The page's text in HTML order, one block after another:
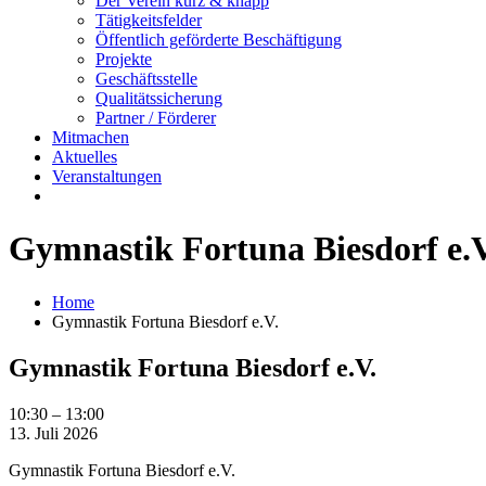
Tätigkeitsfelder
Öffentlich geförderte Beschäftigung
Projekte
Geschäftsstelle
Qualitätssicherung
Partner / Förderer
Mitmachen
Aktuelles
Veranstaltungen
Gymnastik Fortuna Biesdorf
Home
Gymnastik Fortuna Biesdorf e.V.
Gymnastik Fortuna Biesdorf e.V.
Gymnastik
Fortuna
e.V.
10:30 – 13:00
13. Juli 2026
Gymnastik Fortuna Biesdorf e.V.